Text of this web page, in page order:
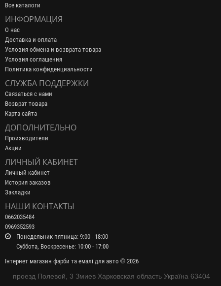
Все каталоги
ИНФОРМАЦИЯ
О нас
Доставка и оплата
Условия обмена и возврата товара
Условия соглашения
Политика конфиденциальности
СЛУЖБА ПОДДЕРЖКИ
Связаться с нами
Возврат товара
Карта сайта
ДОПОЛНИТЕЛЬНО
Производители
Акции
ЛИЧНЫЙ КАБИНЕТ
Личный кабинет
История заказов
Закладки
НАШИ КОНТАКТЫ
0662035484
0969352593
Понедельник-пятница: 9:00 - 18:00
Суббота, Воскресенье: 10:00 - 17:00
Інтернет магазин фарби та емалі для авто © 2026
проезд Полевой, 3 Змиев Харковская область Україна 63404